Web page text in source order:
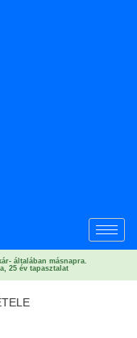
általában másnapra.
25 év tapasztalat